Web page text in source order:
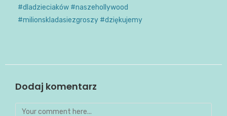
#dladzieciaków #naszehollywood
#milionskladasiezgroszy #dziękujemy
Dodaj komentarz